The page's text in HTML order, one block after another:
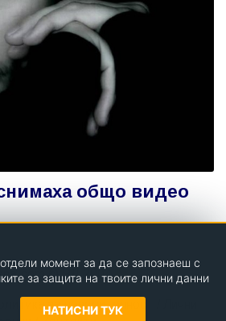
общо видео
© РД 2004
за поверителност
момент за да се запознаеш с
за защита на твоите лични данни
НАТИСНИ ТУК